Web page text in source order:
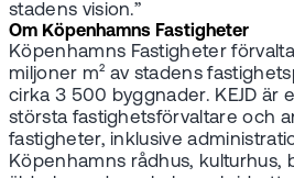
stadens vision.”
Om Köpenhamns Fastigheter
Köpenhamns Fastigheter
miljoner m² av stadens
cirka 3 500 byggnader. KEJD är
största fastighetsförvaltare och
fastigheter, inklusive
Köpenhamns rådhus, kulturhus,